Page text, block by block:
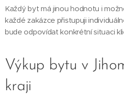
Každý byt má jinou hodnotu i
každé zakázce přistupuji
bude odpovídat konkrétní situaci
Výkup bytu v
kraji